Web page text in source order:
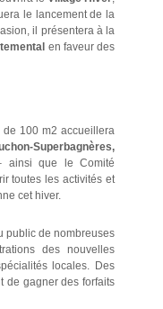
le lancement de la
il présentera à la
en faveur des
100 m2 accueillera
Superbagnères,
ainsi que le Comité
toutes les activités et
cet hiver.
public de nombreuses
des nouvelles
locales. Des
de gagner des forfaits